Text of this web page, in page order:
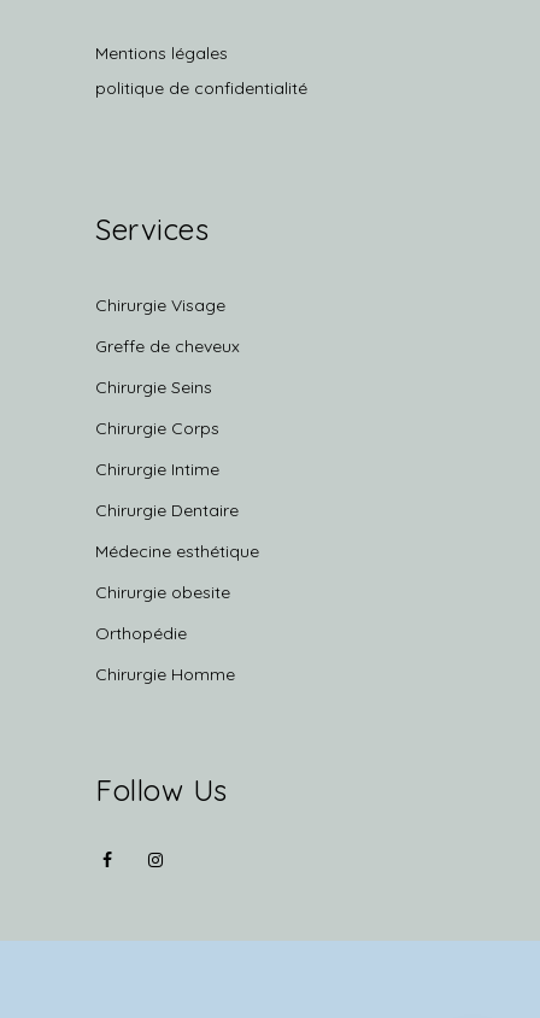
Mentions légales
politique de confidentialité
Services
Chirurgie Visage
Greffe de cheveux
Chirurgie Seins
Chirurgie Corps
Chirurgie Intime
Chirurgie Dentaire
Médecine esthétique
Chirurgie obesite
Orthopédie
Chirurgie Homme
Follow Us